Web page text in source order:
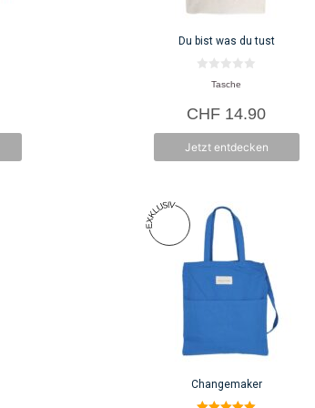
Du bist was du tust
n
5
Tasche
CHF 14.90
Jetzt entdecken
Changemaker